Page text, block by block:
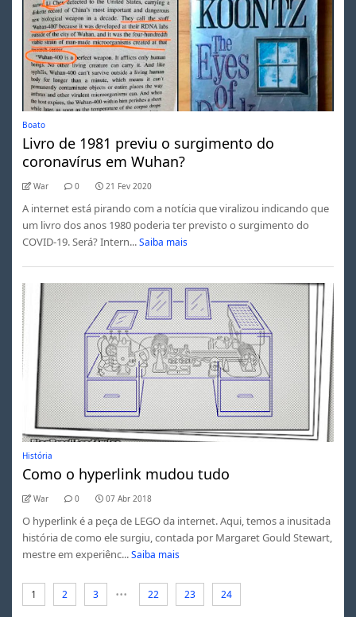
Boato
Livro de 1981 previu o surgimento do
coronavírus em Wuhan?
War 0 21 Fev 2020
A internet está pirando com a notícia que viralizou indicando que
um livro dos anos 1980 poderia ter previsto o surgimento do
COVID-19. Será? Intern... Saiba mais
História
Como o hyperlink mudou tudo
War 0 07 Abr 2018
O hyperlink é a peça de LEGO da internet. Aqui, temos a inusitada
história de como ele surgiu, contada por Margaret Gould Stewart,
mestre em experiênc... Saiba mais
1 2 3 ... 22 23 24